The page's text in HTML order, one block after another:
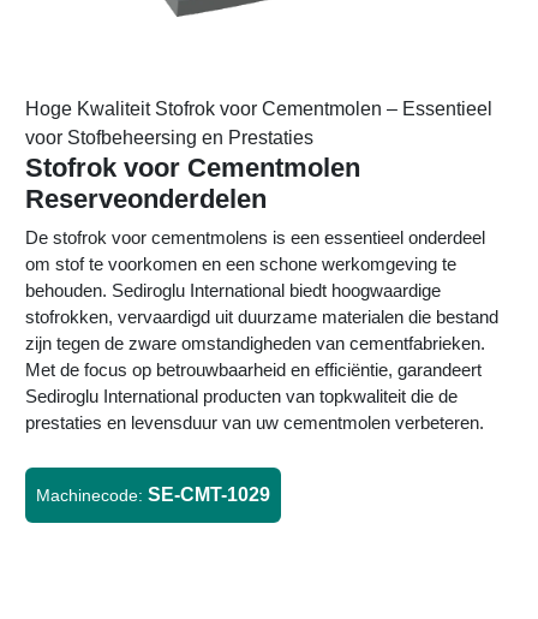
Hoge Kwaliteit Stofrok voor Cementmolen – Essentieel
voor Stofbeheersing en Prestaties
Stofrok voor Cementmolen
Reserveonderdelen
De stofrok voor cementmolens is een essentieel onderdeel
om stof te voorkomen en een schone werkomgeving te
behouden. Sediroglu International biedt hoogwaardige
stofrokken, vervaardigd uit duurzame materialen die bestand
zijn tegen de zware omstandigheden van cementfabrieken.
Met de focus op betrouwbaarheid en efficiëntie, garandeert
Sediroglu International producten van topkwaliteit die de
prestaties en levensduur van uw cementmolen verbeteren.
Machinecode: SE-CMT-1029